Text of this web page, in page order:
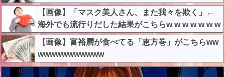
【画像】「マスク美人さん、また我々を欺く」←
海外でも流行りだした結果がこちらw w w w w w w
【画像】富裕層が食べてる「恵方巻」がこちらww
wwwwwwwwwww